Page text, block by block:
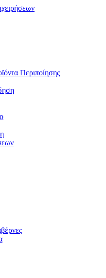
Περιποίησης